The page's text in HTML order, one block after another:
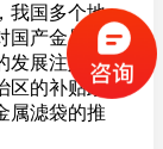
我国多个地
国产金属滤
发展注入了
区的补贴政
属滤袋的推